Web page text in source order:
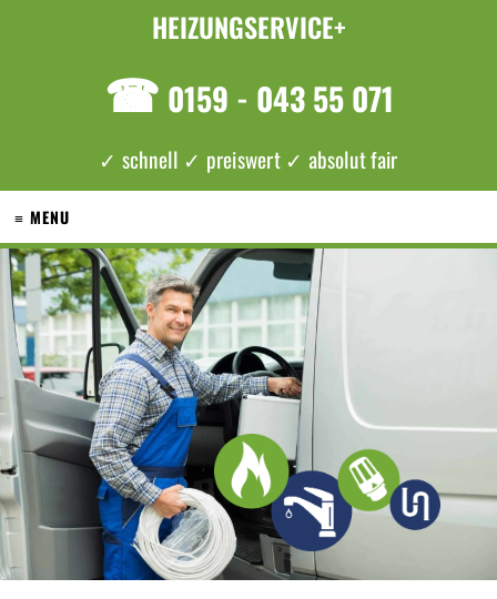
HEIZUNGSERVICE+
☎ 0159 - 043 55 071
✓ schnell ✓ preiswert ✓ absolut fair
≡ MENU